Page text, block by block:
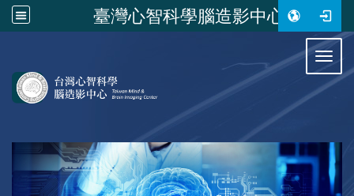
臺灣心智科學腦造影中心